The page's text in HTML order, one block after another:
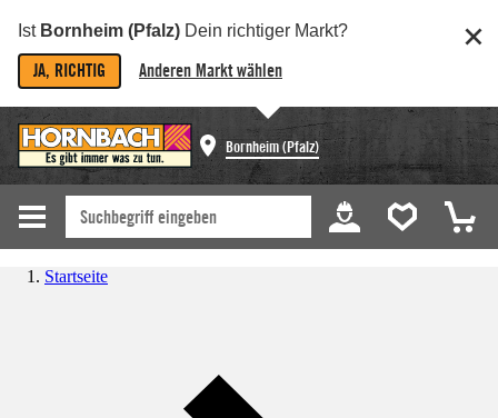
Ist Bornheim (Pfalz) Dein richtiger Markt?
JA, RICHTIG Anderen Markt wählen
Bornheim (Pfalz)
Startseite